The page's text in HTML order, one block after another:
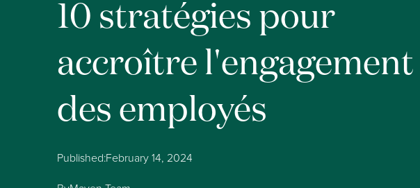
10 stratégies pour
accroître l'engagement
des employés
Published:February 14, 2024